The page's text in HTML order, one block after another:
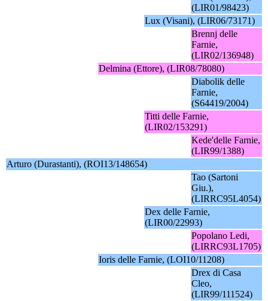
(LIR01/98423)
Lux (Visani), (LIR06/73171)
Brennj delle
Farnie,
(LIR02/136948)
Delmina (Ettore), (LIR08/78080)
Diabolik delle
Farnie,
(S64419/2004)
Titti delle Farnie,
(LIR02/153291)
Kede'delle Farnie,
(LIR99/1388)
Arturo (Durastanti), (ROI13/148654)
Tao (Sartoni
Giu.),
(LIRRC95L4054)
Dex delle Farnie,
(LIR00/22993)
Popolano Ledi,
(LIRRC93L1705)
Ioris delle Farnie, (LOI10/11208)
Drex di Casa
Cleo,
(LIR99/111524)